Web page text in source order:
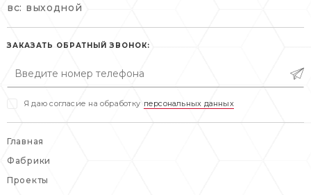
пн-пт: 10:00-20:00
сб, вс: выходной
пн-пт: 10:00-19:00
сб: выходной
вс: выходной
ЗАКАЗАТЬ ОБРАТНЫЙ ЗВОНОК:
Я даю согласие на обработку персональных данных
Главная
Фабрики
Проекты